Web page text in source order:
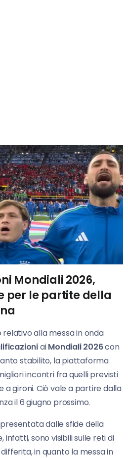
Mondiali 2026,
per le partite della
alla messa in onda
aiMondiali 2026con
stabilito, la piattaforma
incontri fra quelli previsti
a gironi. Ciò vale a partire dalla
il 6 giugno prossimo.
dalle sfide della
infatti, sono visibili sulle reti di
in quanto la messa in